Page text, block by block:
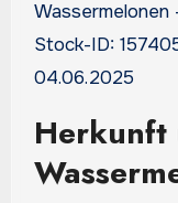
Wassermelonen
Stock-ID:
04.06.2025
Herkunft